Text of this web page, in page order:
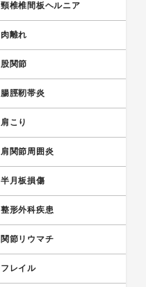
頸椎椎間板ヘルニア
肉離れ
股関節
腸脛靭帯炎
肩こり
肩関節周囲炎
半月板損傷
整形外科疾患
関節リウマチ
フレイル